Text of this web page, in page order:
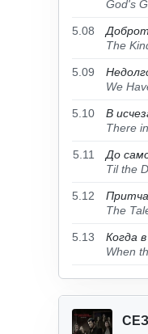
God's
5.08
The
5.09
We
5.10
В
There
5.11
До
Til the
5.12
Притча
The
5.13
Когда
When